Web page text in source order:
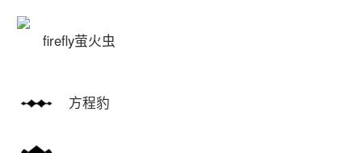
firefly萤火虫
方程豹